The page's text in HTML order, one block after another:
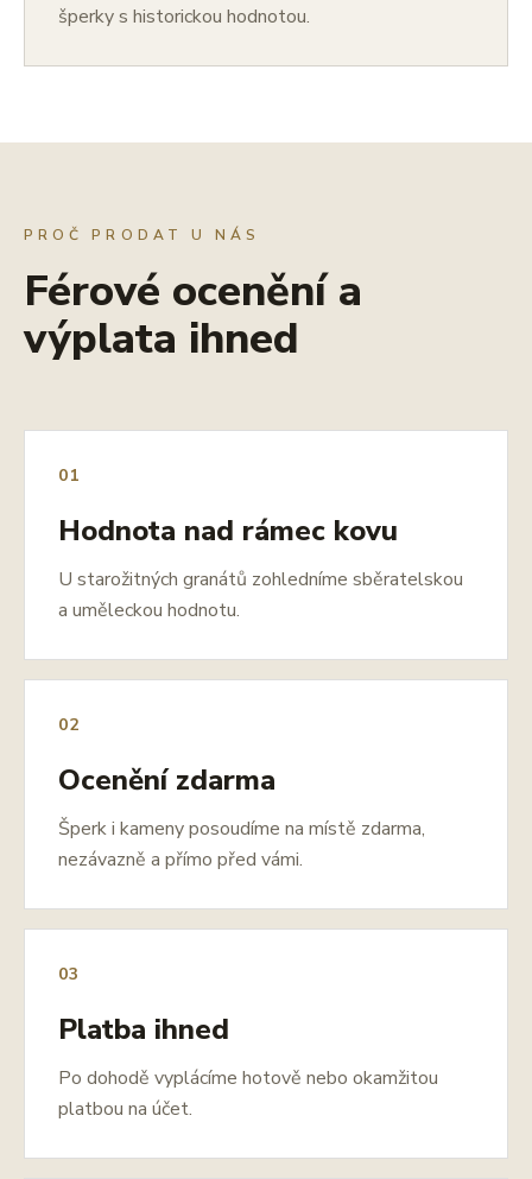
šperky s historickou hodnotou.
PROČ PRODAT U NÁS
Férové ocenění a
výplata ihned
01
Hodnota nad rámec kovu
U starožitných granátů zohledníme sběratelskou
a uměleckou hodnotu.
02
Ocenění zdarma
Šperk i kameny posoudíme na místě zdarma,
nezávazně a přímo před vámi.
03
Platba ihned
Po dohodě vyplácíme hotově nebo okamžitou
platbou na účet.